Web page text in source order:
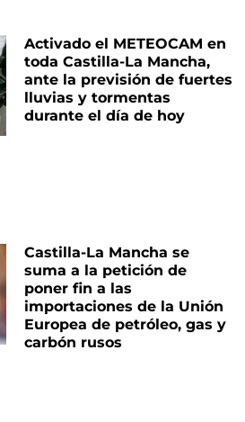
Activado el METEOCAM en
toda Castilla-La Mancha,
ante la previsión de fuertes
lluvias y tormentas
durante el día de hoy
Castilla-La Mancha se
suma a la petición de
poner fin a las
importaciones de la Unión
Europea de petróleo, gas y
carbón rusos